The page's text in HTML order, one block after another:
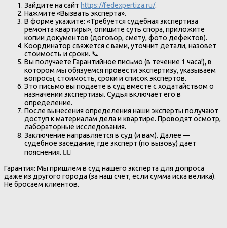
Зайдите на сайт https://fedexpertiza.ru/.
Нажмите «Вызвать эксперта».
В форме укажите: «Требуется судебная экспертиза
ремонта квартиры», опишите суть спора, приложите
копии документов (договор, смету, фото дефектов).
Координатор свяжется с вами, уточнит детали, назовет
стоимость и сроки. 📞
Вы получаете Гарантийное письмо (в течение 1 часа!), в
котором мы обязуемся провести экспертизу, указываем
вопросы, стоимость, сроки и список экспертов.
Это письмо вы подаете в суд вместе с ходатайством о
назначении экспертизы. Судья включает его в
определение.
После вынесения определения наши эксперты получают
доступ к материалам дела и квартире. Проводят осмотр,
лабораторные исследования.
Заключение направляется в суд (и вам). Далее —
судебное заседание, где эксперт (по вызову) дает
пояснения. 🧑‍⚖️
Гарантия: Мы пришлем в суд нашего эксперта для допроса
даже из другого города (за наш счет, если сумма иска велика).
Не бросаем клиентов.